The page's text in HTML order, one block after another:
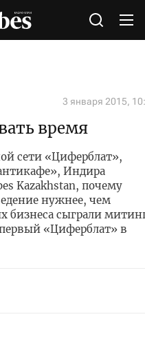
3 января 2015,
время
сети «Циферблат»,
Индира
Kazakhstan, почему
нужнее, чем
бизнеса сыграли
«Циферблат» в